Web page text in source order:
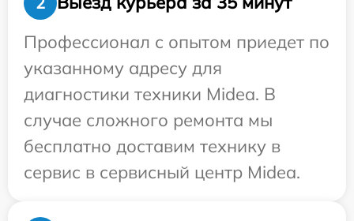
Профессионал с опытом приедет по
указанному адресу для
диагностики техники Midea. В
случае сложного ремонта мы
бесплатно доставим технику в
сервис в сервисный центр Midea.